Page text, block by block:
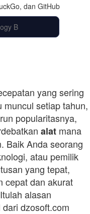
dan GitHub
yang sering
muncul setiap tahun,
popularitasnya,
alat mana
Baik Anda seorang
atau pemilik
yang tepat,
cepat dan akurat
alasan
dari dzosoft.com